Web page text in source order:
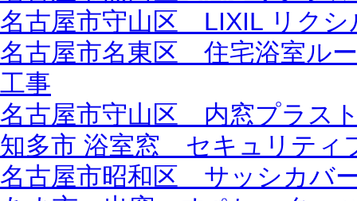
名古屋市守山区 LIXIL リクシ
名古屋市名東区 住宅浴室ル
工事
名古屋市守山区 内窓プラ
知多市 浴室窓 セキュリティ
名古屋市昭和区 サッシカバ